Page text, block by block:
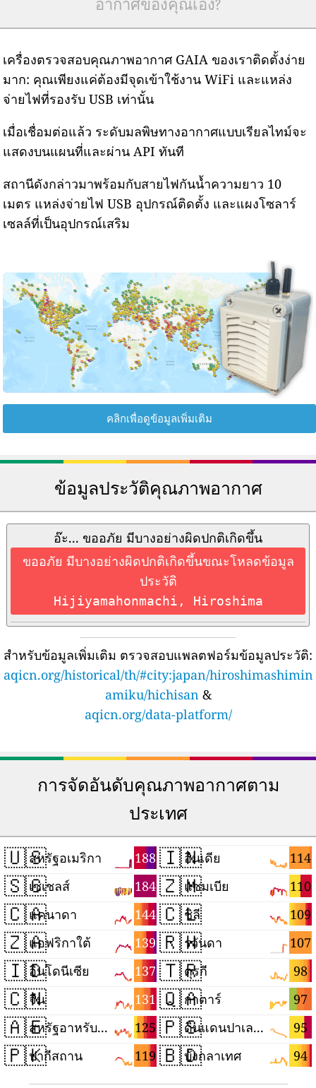
อากาศของคุณเอง?
เครื่องตรวจสอบคุณภาพอากาศ GAIA ของเราติดตั้งง่าย
มาก: คุณเพียงแค่ต้องมีจุดเข้าใช้งาน WiFi และแหล่ง
จ่ายไฟที่รองรับ USB เท่านั้น
เมื่อเชื่อมต่อแล้ว ระดับมลพิษทางอากาศแบบเรียลไทม์จะ
แสดงบนแผนที่และผ่าน API ทันที
สถานีดังกล่าวมาพร้อมกับสายไฟกันน้ำความยาว 10
เมตร แหล่งจ่ายไฟ USB อุปกรณ์ติดตั้ง และแผงโซลาร์
เซลล์ที่เป็นอุปกรณ์เสริม
คลิกเพื่อดูข้อมูลเพิ่มเติม
ข้อมูลประวัติคุณภาพอากาศ
อ๊ะ... ขออภัย มีบางอย่างผิดปกติเกิดขึ้น
ขออภัย มีบางอย่างผิดปกติเกิดขึ้นขณะโหลดข้อมูล
ประวัติ
Hijiyamahonmachi, Hiroshima
สำหรับข้อมูลเพิ่มเติม ตรวจสอบแพลตฟอร์มข้อมูลประวัติ:
aqicn.org/historical/th/#city:japan/hiroshimashimin
amiku/hichisan &
aqicn.org/data-platform/
การจัดอันดับคุณภาพอากาศตาม
ประเทศ
🇺🇸 188
สหรัฐอเมริกา
🇸🇨 184
เซเชลส์
🇨🇦 144
แคนาดา
🇿🇦 139
แอฟริกาใต้
🇮🇩 137
อินโดนีเซีย
🇨🇳 131
จีน
🇦🇪 125
สหรัฐอาหรับเอมิเรตส์
🇵🇰 119
ปากีสถาน
🇮🇳 114
อินเดีย
🇿🇲 110
แซมเบีย
🇨🇱 109
ชิลี
🇷🇼 107
รวันดา
🇹🇷 98
ตุรกี
🇶🇦 97
กาตาร์
🇵🇸 95
ดินแดนปาเลสไตน์
🇧🇩 94
บังกลาเทศ